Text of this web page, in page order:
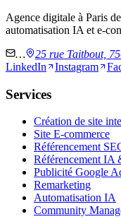
Agence digitale à Paris
automatisation IA et e-
…
25 rue Taitbout,
LinkedIn
Instagram
Services
Création de site
Site E-commerce
Référencement
Référencement IA
Publicité Google
Remarketing
Automatisation IA
Community